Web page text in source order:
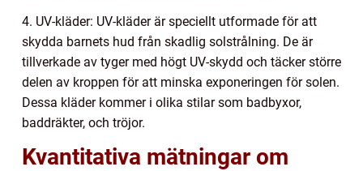
4. UV-kläder: UV-kläder är speciellt utformade för att
skydda barnets hud från skadlig solstrålning. De är
tillverkade av tyger med högt UV-skydd och täcker större
delen av kroppen för att minska exponeringen för solen.
Dessa kläder kommer i olika stilar som badbyxor,
baddräkter, och tröjor.
Kvantitativa mätningar om